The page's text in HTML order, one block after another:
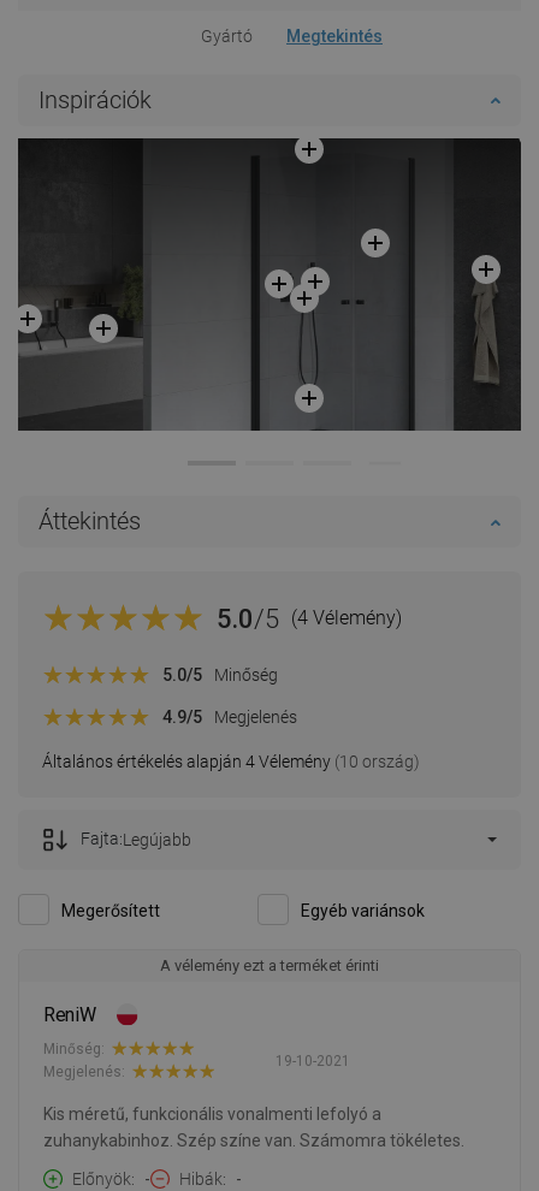
Gyártó Megtekintés
Inspirációk
Áttekintés
5.0/5 (4 Vélemény)
Általános értékelés alapján 4 Vélemény (10 ország)
5.0/5 Minőség
4.9/5 Megjelenés
Megerősített Egyéb variánsok
Fajta:Legújabb
A vélemény ezt a terméket érinti
ReniW
19-10-2021
Minőség:
Megjelenés:
Kis méretű, funkcionális vonalmenti lefolyó a
zuhanykabinhoz. Szép színe van. Számomra tökéletes.
Előnyök
- Hibák -